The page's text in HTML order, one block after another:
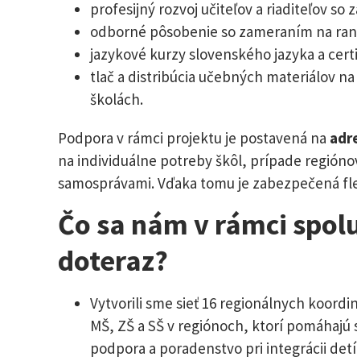
profesijný rozvoj učiteľov a riaditeľov so
odborné pôsobenie so zameraním na
jazykové kurzy slovenského jazyka a
tlač a distribúcia učebných materiálov
školách.
Podpora v rámci projektu je postavená na
na individuálne potreby škôl, prípade
samosprávami. Vďaka tomu je zabezpečená
Čo sa nám v rámci
doteraz?
Vytvorili sme sieť 16 regionálnych
MŠ, ZŠ a SŠ v regiónoch, ktorí
podpora a poradenstvo pri integrácii